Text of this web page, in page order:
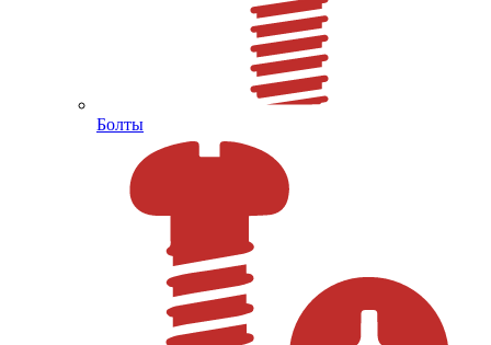
Болты